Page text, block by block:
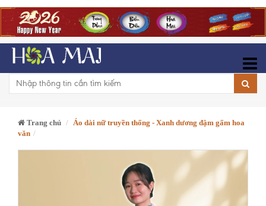
Trang chủ
Áo dài nữ truyền thống - Xanh dương đậm gấm hoa
văn